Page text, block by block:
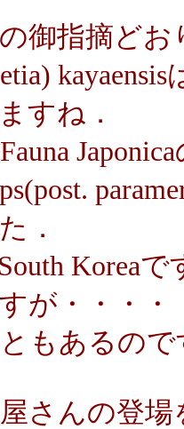
御指摘どお
すね．
．
Korea
が・・・・
もあるので
さんの登